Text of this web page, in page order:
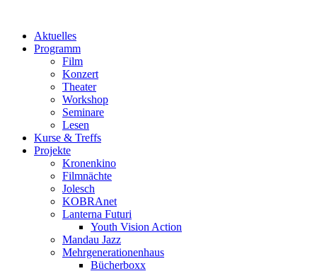
Aktuelles
Programm
Film
Konzert
Theater
Workshop
Seminare
Lesen
Kurse & Treffs
Projekte
Kronenkino
Filmnächte
Jolesch
KOBRAnet
Lanterna Futuri
Youth Vision Action
Mandau Jazz
Mehrgenerationenhaus
Bücherboxx